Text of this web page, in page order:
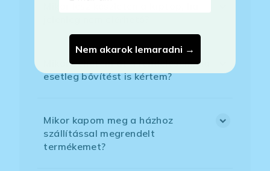
Mikor vehetem át a rendelésem, ha
esetleg bővítést is kértem?
Mikor kapom meg a házhoz
szállítással megrendelt
termékemet?
Nem akarok lemaradni →